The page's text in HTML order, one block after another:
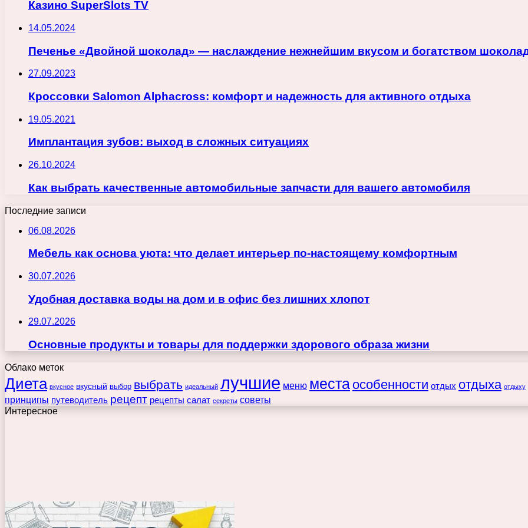
Казино SuperSlots TV
14.05.2024
Печенье «Двойной шоколад» — наслаждение нежнейшим вкусом и богатством
27.09.2023
Кроссовки Salomon Alphacross: комфорт и надежность для активного отдыха
19.05.2021
Имплантация зубов: выход в сложных ситуациях
26.10.2024
Как выбрать качественные автомобильные запчасти для вашего автомобиля
Последние записи
06.08.2026
Мебель как основа уюта: что делает интерьер по-настоящему комфортным
30.07.2026
Удобная доставка воды на дом и в офис без лишних хлопот
29.07.2026
Основные продукты и товары для поддержки здорового образа жизни
Облако меток
Диета вкусное вкусный выбор выбрать идеальный лучшие меню места особенности отдых отдыха отдыху
принципы путеводитель рецепт рецепты салат секреты советы
Интересное